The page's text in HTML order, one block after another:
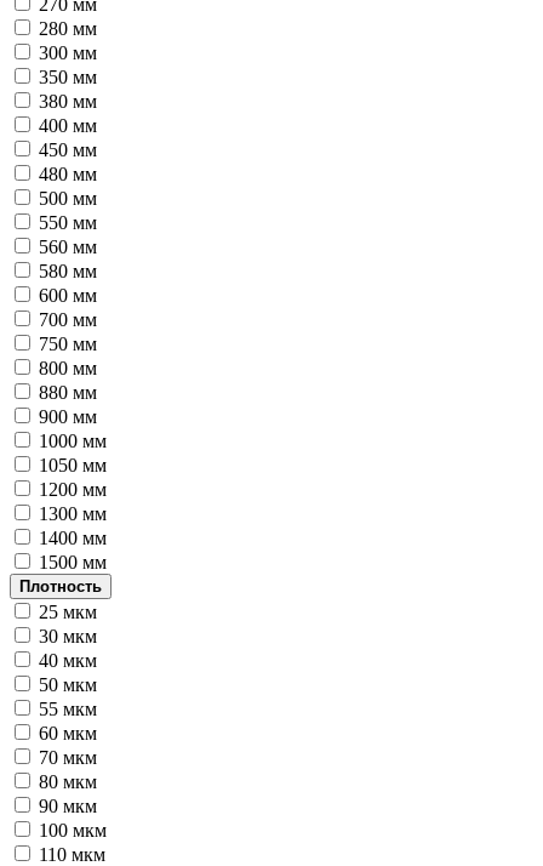
280 мм
300 мм
350 мм
380 мм
400 мм
450 мм
480 мм
500 мм
550 мм
560 мм
580 мм
600 мм
700 мм
750 мм
800 мм
880 мм
900 мм
1000 мм
1050 мм
1200 мм
1300 мм
1400 мм
1500 мм
Плотность
25 мкм
30 мкм
40 мкм
50 мкм
55 мкм
60 мкм
70 мкм
80 мкм
90 мкм
100 мкм
110 мкм